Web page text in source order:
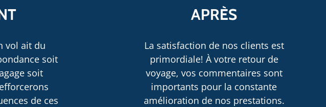
vol ait du
soit
soit
de ces
APRÈS
La satisfaction de nos clients est
primordiale! À votre retour de
voyage, vos commentaires sont
importants pour la constante
amélioration de nos prestations.